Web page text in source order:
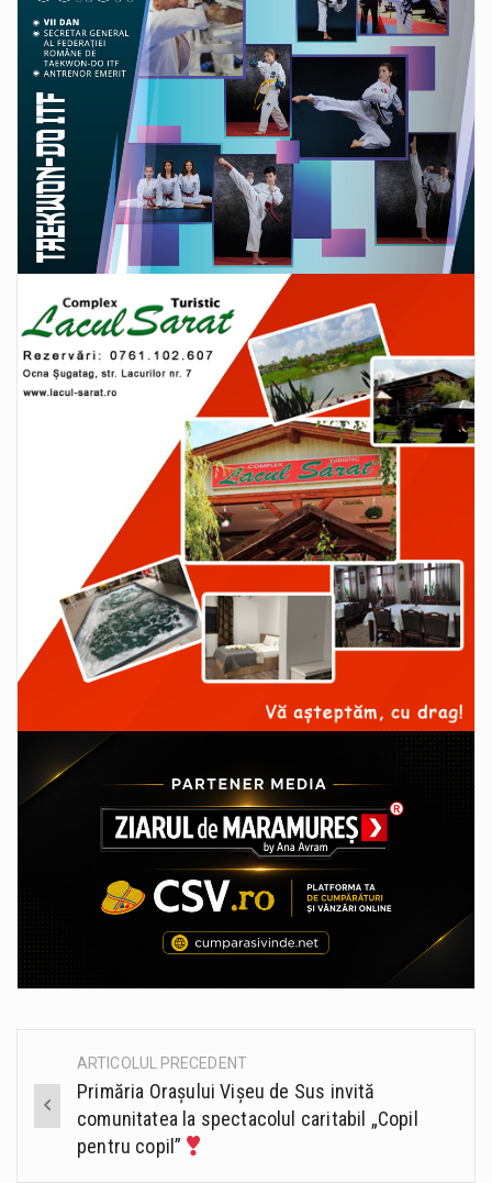
Post
navigation
ARTICOLUL PRECEDENT
Primăria Orașului Vișeu de Sus invită
comunitatea la spectacolul caritabil „Copil
pentru copil”